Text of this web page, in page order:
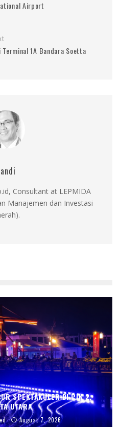
Airport
1A Bandara Soetta
Consultant at LEPMIDA
Manajemen dan Investasi
SPEKTAKULER DI PIK 2,
UTARA
August 7, 2026